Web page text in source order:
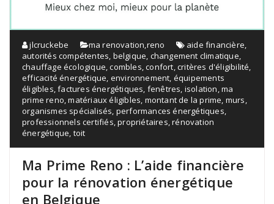
jlcruckebe ma renovation,reno aide financière,
autorités compétentes, belgique, changement climatique,
chauffage écologique,combles,confort,critères d'éligibilité,
efficacité énergétique, environnement, équipements
éligibles,factures énergétiques, fenêtres, isolation,ma
prime reno,matériaux éligibles, montant de la prime, murs,
organismes spécialisés, performances énergétiques,
professionnels certifiés,propriétaires,rénovation
énergétique, toit
Ma Prime Reno : L’aide financière
pour la rénovation énergétique
en Belgique